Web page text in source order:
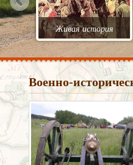
Живая история
Военно-